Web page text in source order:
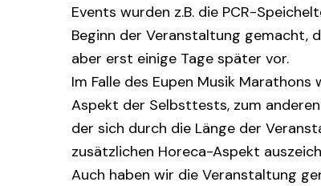
Events wurden z.B. die PCR-
Beginn der Veranstaltung gemacht,
aber erst einige Tage später vor.
Im Falle des Eupen Musik Marathons
Aspekt der Selbsttests, zum
der sich durch die Länge der
zusätzlichen Horeca-Aspekt
Auch haben wir die Veranstaltung